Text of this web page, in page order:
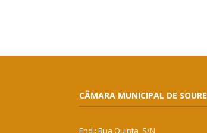
CÂMARA MUNICIPAL DE SOURE
End.: Rua Quinta, S/N